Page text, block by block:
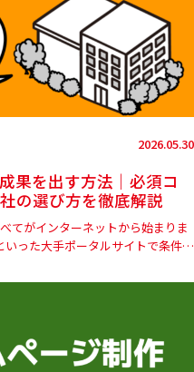
2026.05.30
果を出す方法｜必須コ
の選び方を徹底解説
てがインターネットから始まりま
いった大手ポータルサイトで条件に